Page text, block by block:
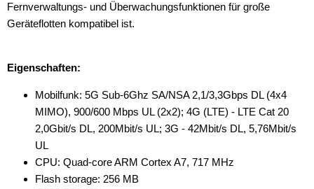
Fernverwaltungs- und Überwachungsfunktionen für große
Geräteflotten kompatibel ist.
Eigenschaften:
Mobilfunk: 5G Sub-6Ghz SA/NSA 2,1/3,3Gbps DL (4x4
MIMO), 900/600 Mbps UL (2x2); 4G (LTE) - LTE Cat 20
2,0Gbit/s DL, 200Mbit/s UL; 3G - 42Mbit/s DL, 5,76Mbit/s
UL
CPU: Quad-core ARM Cortex A7, 717 MHz
Flash storage: 256 MB